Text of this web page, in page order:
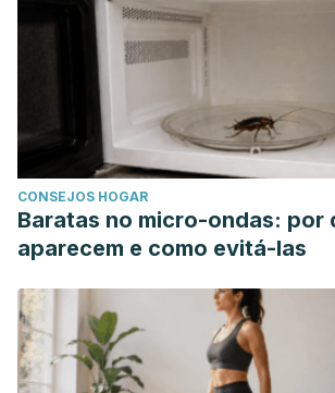
CONSEJOS HOGAR
Baratas no micro-ondas: por
aparecem e como evitá-las